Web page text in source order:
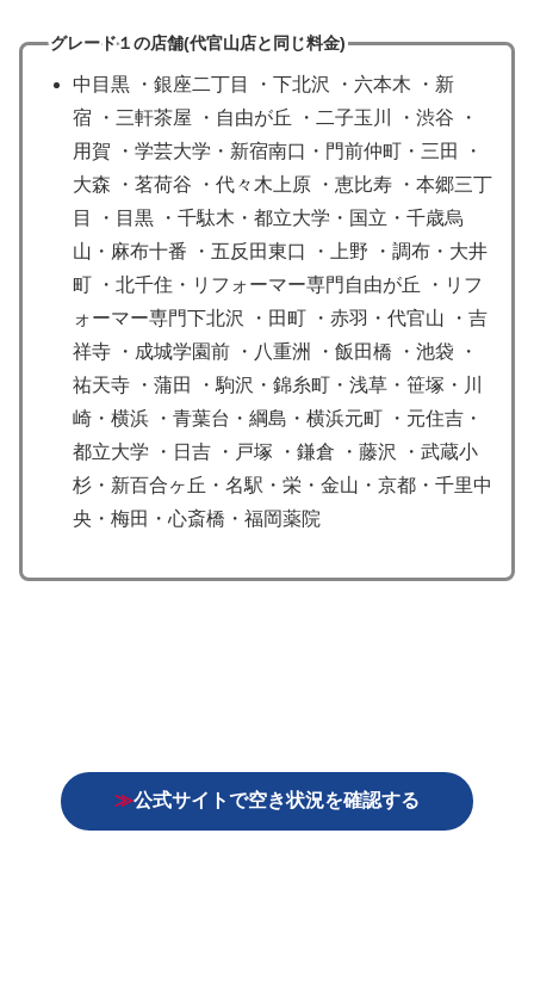
グレード１の店舗(代官山店と同じ料金)
中目黒 ・銀座二丁目 ・下北沢 ・六本木 ・新
宿 ・三軒茶屋 ・自由が丘 ・二子玉川 ・渋谷 ・
用賀 ・学芸大学・新宿南口・門前仲町・三田 ・
大森 ・茗荷谷 ・代々木上原 ・恵比寿 ・本郷三丁
目 ・目黒 ・千駄木・都立大学・国立・千歳烏
山・麻布十番 ・五反田東口 ・上野 ・調布・大井
町 ・北千住・リフォーマー専門自由が丘 ・リフ
ォーマー専門下北沢 ・田町 ・赤羽・代官山 ・吉
祥寺 ・成城学園前 ・八重洲 ・飯田橋 ・池袋 ・
祐天寺 ・蒲田 ・駒沢・錦糸町・浅草・笹塚・川
崎・横浜 ・青葉台・綱島・横浜元町 ・元住吉・
都立大学 ・日吉 ・戸塚 ・鎌倉 ・藤沢 ・武蔵小
杉・新百合ヶ丘・名駅・栄・金山・京都・千里中
央・梅田・心斎橋・福岡薬院
≫公式サイトで空き状況を確認する